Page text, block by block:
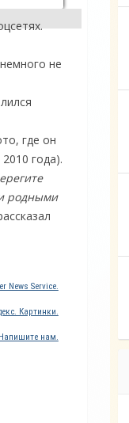
не
где он
года).
родными
News Service.
Картинки.
Напишите нам.